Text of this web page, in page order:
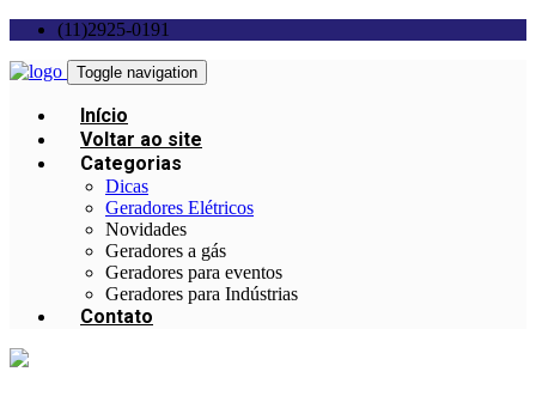
(11)2925-0191
Toggle navigation
Início
Voltar ao site
Categorias
Dicas
Geradores Elétricos
Novidades
Geradores a gás
Geradores para eventos
Geradores para Indústrias
Contato